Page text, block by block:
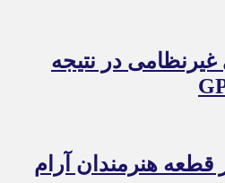
در نتیجه
قطعه هنرمندان آرام